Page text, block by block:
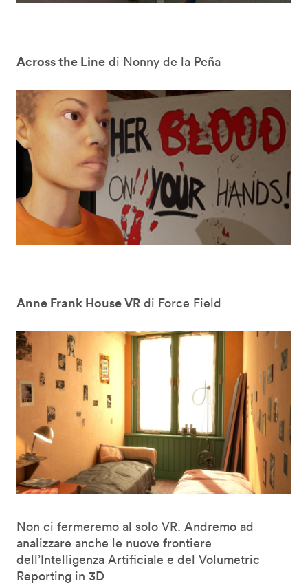
Across the Line di Nonny de la Peña
Anne Frank House VR di Force Field
Non ci fermeremo al solo VR. Andremo ad
analizzare anche le nuove frontiere
dell’Intelligenza Artificiale e del Volumetric
Reporting in 3D